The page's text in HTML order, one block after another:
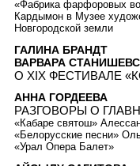
«Фабрика фарфоровых
Кардымон в Музее
Новгородской земли
ГАЛИНА БРАНДТ
ВАРВАРА
О XIX ФЕСТИВАЛЕ
АННА ГОРДЕЕВА
РАЗГОВОРЫ О
«Кабаре святош»
«Белорусские песни»
«Урал Опера Балет»